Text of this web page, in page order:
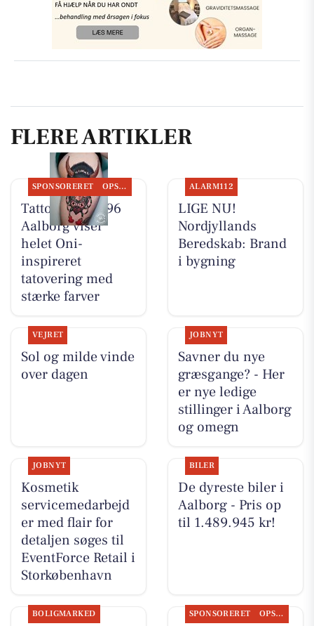
FLERE ARTIKLER
SPONSORERET OPSLAGSTAVLEN
Tattoo Studio 96
Aalborg viser
helet Oni-
inspireret
tatovering med
stærke farver
ALARM112
LIGE NU!
Nordjyllands
Beredskab: Brand
i bygning
VEJRET
Sol og milde vinde
over dagen
JOBNYT
Savner du nye
græsgange? - Her
er nye ledige
stillinger i Aalborg
og omegn
JOBNYT
Kosmetik
servicemedarbejd
er med flair for
detaljen søges til
EventForce Retail i
Storkøbenhavn
BILER
De dyreste biler i
Aalborg - Pris op
til 1.489.945 kr!
BOLIGMARKED SPONSORERET OPSLAGSTAVLEN